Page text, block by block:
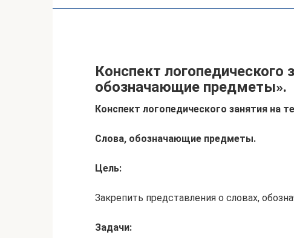
Конспект логопедического
обозначающие предметы».
Конспект логопедического занятия на
Слова, обозначающие предметы.
Цель:
Закрепить представления о словах,
Задачи: